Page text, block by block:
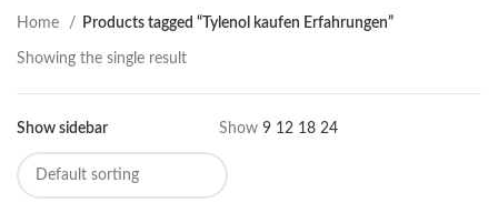
Home Products tagged “Tylenol kaufen Erfahrungen”
Showing the single result
Show sidebar Show 9 12 18 24